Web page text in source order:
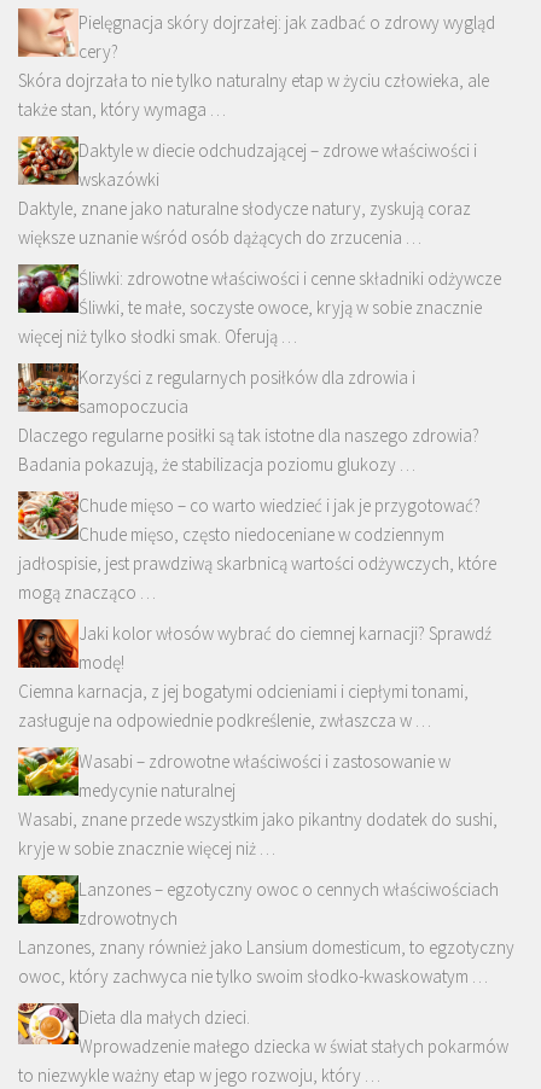
Pielęgnacja skóry dojrzałej: jak zadbać o zdrowy wygląd
cery?
Skóra dojrzała to nie tylko naturalny etap w życiu człowieka, ale
także stan, który wymaga …
Daktyle w diecie odchudzającej – zdrowe właściwości i
wskazówki
Daktyle, znane jako naturalne słodycze natury, zyskują coraz
większe uznanie wśród osób dążących do zrzucenia …
Śliwki: zdrowotne właściwości i cenne składniki odżywcze
Śliwki, te małe, soczyste owoce, kryją w sobie znacznie
więcej niż tylko słodki smak. Oferują …
Korzyści z regularnych posiłków dla zdrowia i
samopoczucia
Dlaczego regularne posiłki są tak istotne dla naszego zdrowia?
Badania pokazują, że stabilizacja poziomu glukozy …
Chude mięso – co warto wiedzieć i jak je przygotować?
Chude mięso, często niedoceniane w codziennym
jadłospisie, jest prawdziwą skarbnicą wartości odżywczych, które
mogą znacząco …
Jaki kolor włosów wybrać do ciemnej karnacji? Sprawdź
modę!
Ciemna karnacja, z jej bogatymi odcieniami i ciepłymi tonami,
zasługuje na odpowiednie podkreślenie, zwłaszcza w …
Wasabi – zdrowotne właściwości i zastosowanie w
medycynie naturalnej
Wasabi, znane przede wszystkim jako pikantny dodatek do sushi,
kryje w sobie znacznie więcej niż …
Lanzones – egzotyczny owoc o cennych właściwościach
zdrowotnych
Lanzones, znany również jako Lansium domesticum, to egzotyczny
owoc, który zachwyca nie tylko swoim słodko-kwaskowatym …
Dieta dla małych dzieci.
Wprowadzenie małego dziecka w świat stałych pokarmów
to niezwykle ważny etap w jego rozwoju, który …